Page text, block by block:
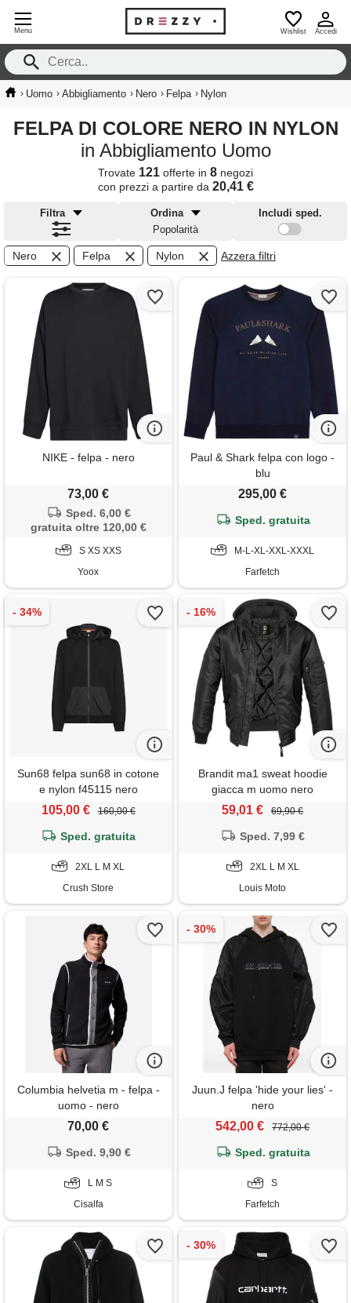
Menu Wishlist Accedi
› Uomo › Abbigliamento › Nero › Felpa › Nylon
FELPA DI COLORE NERO IN NYLON
in Abbigliamento Uomo
Trovate 121 offerte in 8 negozi
con prezzi a partire da 20,41 €
Filtra
Ordina
Popolarità
Includi sped.
Nero Felpa Nylon Azzera filtri
NIKE - felpa - nero
73,00 €
Sped. 6,00 €
gratuita oltre 120,00 €
S XS XXS
Yoox
Paul & Shark felpa con logo -
blu
295,00 €
Sped. gratuita
M-L-XL-XXL-XXXL
Farfetch
Sun68 felpa sun68 in cotone
e nylon f45115 nero
105,00 € 160,00 €
Sped. gratuita
2XL L M XL
Crush Store
Brandit ma1 sweat hoodie
giacca m uomo nero
59,01 € 69,90 €
Sped. 7,99 €
2XL L M XL
Louis Moto
Columbia helvetia m - felpa -
uomo - nero
70,00 €
Sped. 9,90 €
L M S
Cisalfa
Juun.J felpa 'hide your lies' -
nero
542,00 € 772,00 €
Sped. gratuita
S
Farfetch